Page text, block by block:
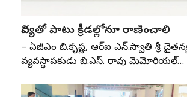
విద్యతో పాటు క్రీడల్లోనూ రాణించాలి
– ఏజీఎం బి.కృష్ణ, ఆర్‌ఐ ఎన్‌.స్వాతి శ్రీ
వ్యవస్థాపకుడు బి.ఎస్‌. రావు మెమోరియల్‌…